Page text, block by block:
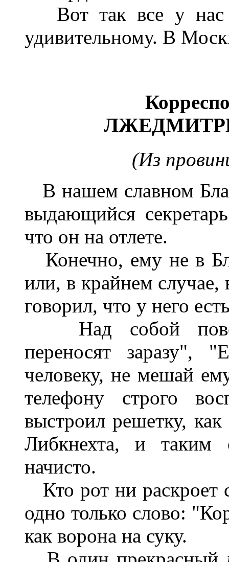
Вот так все у нас
удивительному. В
(Из
В нашем славном
выдающийся
что он на отлете.
Конечно, ему не в
или, в крайнем
говорил, что у него
Над собой
переносят заразу",
человеку, не мешай
телефону строго
выстроил решетку,
Либкнехта, и таким
начисто.
Кто рот ни раскроет
одно только слово:
как ворона на суку.